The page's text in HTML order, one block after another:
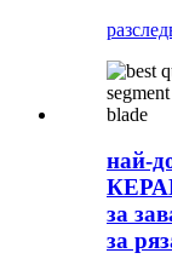
най-
за
за